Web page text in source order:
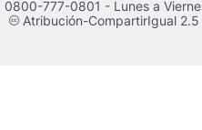
0800-777-0801 - Lunes a
cAtribución-CompartirIgual 2.5